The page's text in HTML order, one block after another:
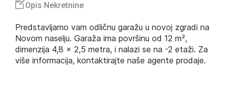
Opis Nekretnine
Predstavljamo vam odličnu garažu u novoj zgradi na
Novom naselju. Garaža ima površinu od 12 m²,
dimenzija 4,8 × 2,5 metra, i nalazi se na -2 etaži. Za
više informacija, kontaktirajte naše agente prodaje.